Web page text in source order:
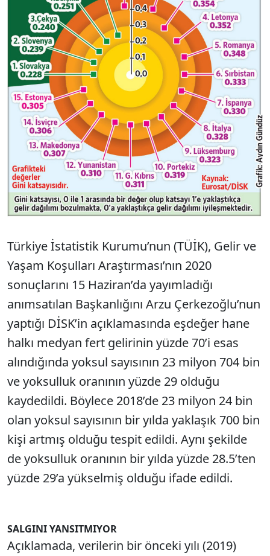
Türkiye İstatistik Kurumu’nun (TÜİK), Gelir ve
Yaşam Koşulları Araştırması’nın 2020
sonuçlarını 15 Haziran’da yayımladığı
anımsatılan Başkanlığını Arzu Çerkezoğlu’nun
yaptığı DİSK’in açıklamasında eşdeğer hane
halkı medyan fert gelirinin yüzde 70’i esas
alındığında yoksul sayısının 23 milyon 704 bin
ve yoksulluk oranının yüzde 29 olduğu
kaydedildi. Böylece 2018’de 23 milyon 24 bin
olan yoksul sayısının bir yılda yaklaşık 700 bin
kişi artmış olduğu tespit edildi. Aynı şekilde
de yoksulluk oranının bir yılda yüzde 28.5’ten
yüzde 29’a yükselmiş olduğu ifade edildi.
SALGINI YANSITMIYOR
Açıklamada, verilerin bir önceki yılı (2019)